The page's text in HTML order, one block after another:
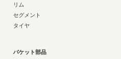
リム
セグメント
タイヤ
バケット部品